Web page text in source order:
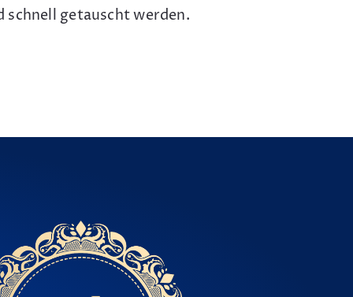
schnell getauscht werden.